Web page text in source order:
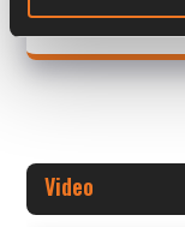
+ Volledige
Video